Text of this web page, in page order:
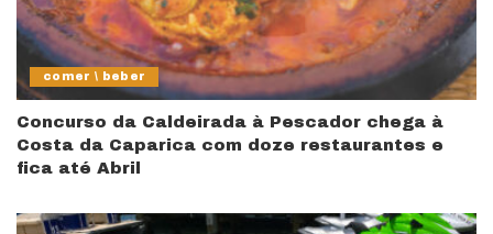
comer \ beber
Concurso da Caldeirada à Pescador chega à
Costa da Caparica com doze restaurantes e
fica até Abril